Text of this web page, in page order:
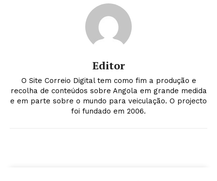
Editor
O Site Correio Digital tem como fim a produção e
recolha de conteúdos sobre Angola em grande medida
e em parte sobre o mundo para veiculação. O projecto
foi fundado em 2006.